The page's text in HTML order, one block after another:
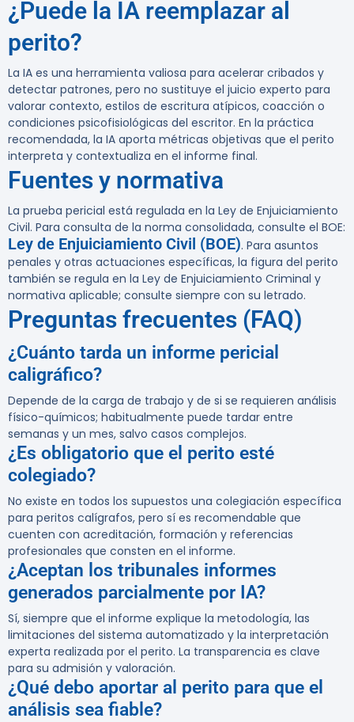
¿Puede la IA reemplazar al
perito?
La IA es una herramienta valiosa para acelerar cribados y
detectar patrones, pero no sustituye el juicio experto para
valorar contexto, estilos de escritura atípicos, coacción o
condiciones psicofisiológicas del escritor. En la práctica
recomendada, la IA aporta métricas objetivas que el perito
interpreta y contextualiza en el informe final.
Fuentes y normativa
La prueba pericial está regulada en la Ley de Enjuiciamiento
Civil. Para consulta de la norma consolidada, consulte el BOE:
Ley de Enjuiciamiento Civil (BOE). Para asuntos
penales y otras actuaciones específicas, la figura del perito
también se regula en la Ley de Enjuiciamiento Criminal y
normativa aplicable; consulte siempre con su letrado.
Preguntas frecuentes (FAQ)
¿Cuánto tarda un informe pericial
caligráfico?
Depende de la carga de trabajo y de si se requieren análisis
físico-químicos; habitualmente puede tardar entre
semanas y un mes, salvo casos complejos.
¿Es obligatorio que el perito esté
colegiado?
No existe en todos los supuestos una colegiación específica
para peritos calígrafos, pero sí es recomendable que
cuenten con acreditación, formación y referencias
profesionales que consten en el informe.
¿Aceptan los tribunales informes
generados parcialmente por IA?
Sí, siempre que el informe explique la metodología, las
limitaciones del sistema automatizado y la interpretación
experta realizada por el perito. La transparencia es clave
para su admisión y valoración.
¿Qué debo aportar al perito para que el
análisis sea fiable?